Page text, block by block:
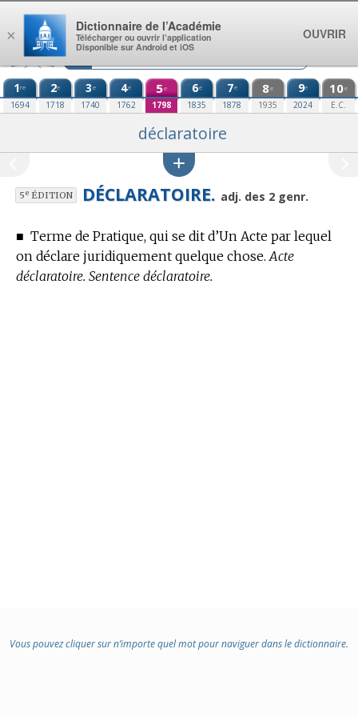
Aller au contenu
1re
1694
2e
1718
3e
1740
4e
1762
5e
1798
6e
1835
7e
1878
8e
1935
9e
2024
10e
E.C.
déclaratoire
5eÉDITION DÉCLARATOIRE. adj. des 2 genr.
■ Terme de Pratique, qui se dit d’Un Acte par lequel
on déclare juridiquement quelque chose. Acte
déclaratoire. Sentence déclaratoire.
Vous pouvez cliquer sur n’importe quel mot pour naviguer dans le dictionnaire.
×
Dictionnaire de l’Académie
Télécharger ou ouvrir l’application
Disponible sur Android et iOS
OUVRIR